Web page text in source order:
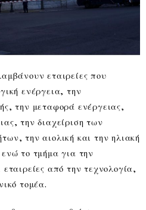
εταιρείες που
ενέργεια, την
την μεταφορά ενέργειας,
την διαχείριση των
την αιολική και την ηλιακή
το τμήμα για την
από την τεχνολογία,
τομέα.